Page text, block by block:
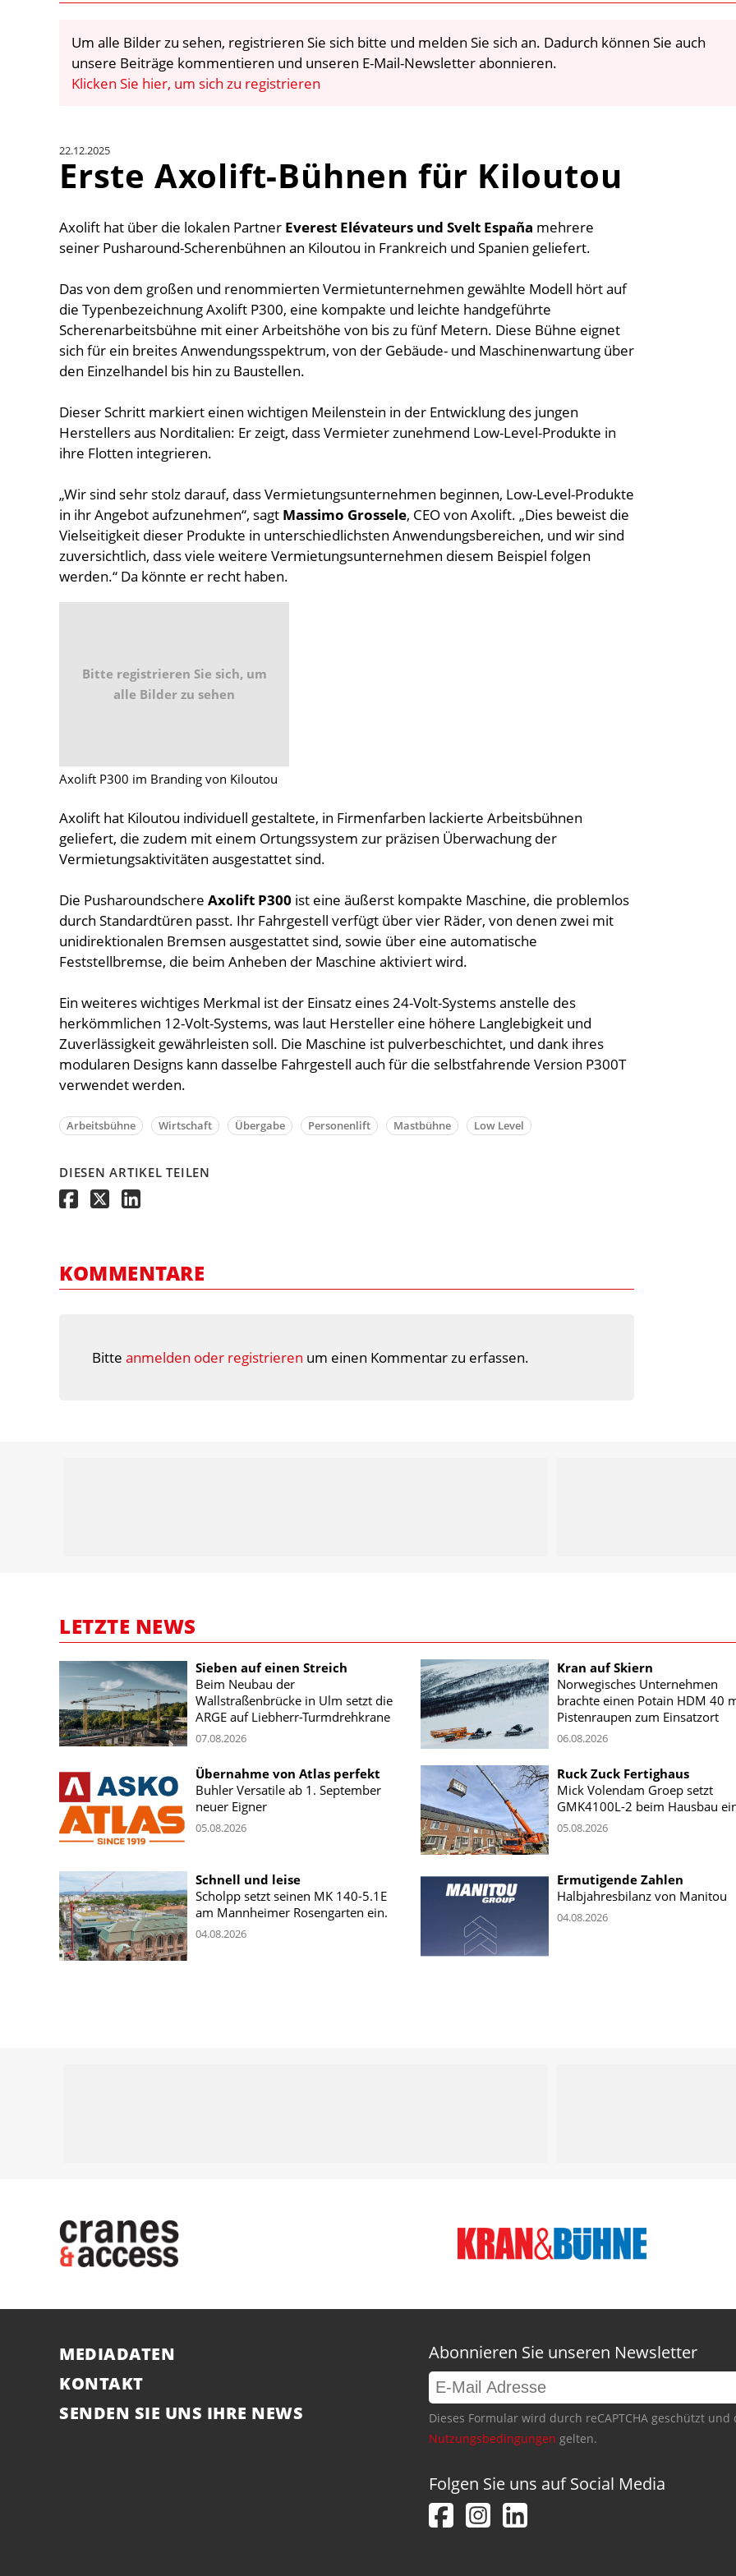
Um alle Bilder zu sehen, registrieren Sie sich bitte und melden Sie sich an. Dadurch können Sie auch
unsere Beiträge kommentieren und unseren E-Mail-Newsletter abonnieren.
Klicken Sie hier, um sich zu registrieren
22.12.2025
Erste Axolift-Bühnen für Kiloutou
Axolift hat über die lokalen Partner Everest Elévateurs und Svelt España mehrere
seiner Pusharound-Scherenbühnen an Kiloutou in Frankreich und Spanien geliefert.
Das von dem großen und renommierten Vermietunternehmen gewählte Modell hört auf
die Typenbezeichnung Axolift P300, eine kompakte und leichte handgeführte
Scherenarbeitsbühne mit einer Arbeitshöhe von bis zu fünf Metern. Diese Bühne eignet
sich für ein breites Anwendungsspektrum, von der Gebäude- und Maschinenwartung über
den Einzelhandel bis hin zu Baustellen.
Dieser Schritt markiert einen wichtigen Meilenstein in der Entwicklung des jungen
Herstellers aus Norditalien: Er zeigt, dass Vermieter zunehmend Low-Level-Produkte in
ihre Flotten integrieren.
„Wir sind sehr stolz darauf, dass Vermietungsunternehmen beginnen, Low-Level-Produkte
in ihr Angebot aufzunehmen“, sagt Massimo Grossele, CEO von Axolift. „Dies beweist die
Vielseitigkeit dieser Produkte in unterschiedlichsten Anwendungsbereichen, und wir sind
zuversichtlich, dass viele weitere Vermietungsunternehmen diesem Beispiel folgen
werden.“ Da könnte er recht haben.
Bitte registrieren Sie sich, um
alle Bilder zu sehen
Axolift P300 im Branding von Kiloutou
Axolift hat Kiloutou individuell gestaltete, in Firmenfarben lackierte Arbeitsbühnen
geliefert, die zudem mit einem Ortungssystem zur präzisen Überwachung der
Vermietungsaktivitäten ausgestattet sind.
Die Pusharoundschere Axolift P300 ist eine äußerst kompakte Maschine, die problemlos
durch Standardtüren passt. Ihr Fahrgestell verfügt über vier Räder, von denen zwei mit
unidirektionalen Bremsen ausgestattet sind, sowie über eine automatische
Feststellbremse, die beim Anheben der Maschine aktiviert wird.
Ein weiteres wichtiges Merkmal ist der Einsatz eines 24-Volt-Systems anstelle des
herkömmlichen 12-Volt-Systems, was laut Hersteller eine höhere Langlebigkeit und
Zuverlässigkeit gewährleisten soll. Die Maschine ist pulverbeschichtet, und dank ihres
modularen Designs kann dasselbe Fahrgestell auch für die selbstfahrende Version P300T
verwendet werden.
Arbeitsbühne Wirtschaft Übergabe Personenlift Mastbühne Low Level
DIESEN ARTIKEL TEILEN
KOMMENTARE
Bitte anmelden oder registrieren um einen Kommentar zu erfassen.
LETZTE NEWS
Sieben auf einen Streich
Beim Neubau der
Wallstraßenbrücke in Ulm setzt die
ARGE auf Liebherr-Turmdrehkrane
07.08.2026
Kran auf Skiern
Norwegisches Unternehmen
brachte einen Potain HDM 40
Pistenraupen zum Einsatzort
06.08.2026
Übernahme von Atlas perfekt
Buhler Versatile ab 1. September
neuer Eigner
05.08.2026
Ruck Zuck Fertighaus
Mick Volendam Groep setzt
GMK4100L-2 beim Hausbau
05.08.2026
Schnell und leise
Scholpp setzt seinen MK 140-5.1E
am Mannheimer Rosengarten ein.
04.08.2026
Ermutigende Zahlen
Halbjahresbilanz von Manitou
04.08.2026
MEDIADATEN
KONTAKT
SENDEN SIE UNS IHRE NEWS
Abonnieren Sie unseren Newsletter
Dieses Formular wird durch reCAPTCHA geschützt
Nutzungsbedingungen gelten.
Folgen Sie uns auf Social Media